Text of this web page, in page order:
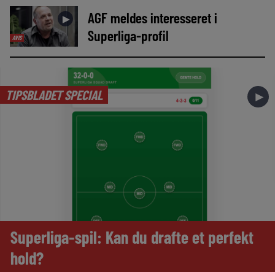
AVIS
►
AGF meldes interesseret i
Superliga-profil
TIPSBLADET SPECIAL ►
Superliga-spil: Kan du drafte et perfekt
hold?